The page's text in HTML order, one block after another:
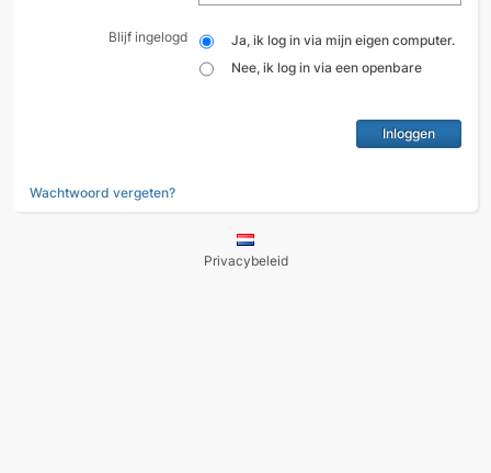
Blijf ingelogd
Ja, ik log in via mijn eigen computer.
Nee, ik log in via een openbare
Wachtwoord vergeten?
Privacybeleid